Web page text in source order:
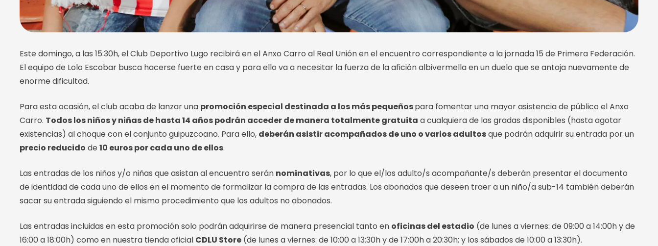
Este domingo, a las 15:30h, el Club Deportivo Lugo recibirá en el Anxo Carro al Real Unión en el encuentro correspondiente a la jornada 15 de Primera Federación.
El equipo de Lolo Escobar busca hacerse fuerte en casa y para ello va a necesitar la fuerza de la afición albivermella en un duelo que se antoja nuevamente de
enorme dificultad.
Para esta ocasión, el club acaba de lanzar una promoción especial destinada a los más pequeñospara fomentar una mayor asistencia de público el Anxo
Carro. Todos los niños y niñas de hasta 14 años podrán acceder de manera totalmente gratuita a cualquiera de las gradas disponibles (hasta agotar
existencias) al choque con el conjunto guipuzcoano. Para ello, deberán asistir acompañados de uno o varios adultosque podrán adquirir su entrada por un
precio reducido de 10 euros por cada uno de ellos.
Las entradas de los niños y/o niñas que asistan al encuentro serán nominativas, por lo que el/los adulto/s acompañante/s deberán presentar el documento
de identidad de cada uno de ellos en el momento de formalizar la compra de las entradas. Los abonados que deseen traer a un niño/a sub-14 también deberán
sacar su entrada siguiendo el mismo procedimiento que los adultos no abonados.
Las entradas incluidas en esta promoción solo podrán adquirirse de manera presencial tanto en oficinas del estadio (de lunes a viernes: de 09:00 a 14:00h y de
16:00 a 18:00h) como en nuestra tienda oficial CDLU Store (de lunes a viernes: de 10:00 a 13:30h y de 17:00h a 20:30h; y los sábados de 10:00 a 13:30h).